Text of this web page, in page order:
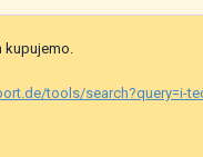
kupujemo.
tools/search?query=i-